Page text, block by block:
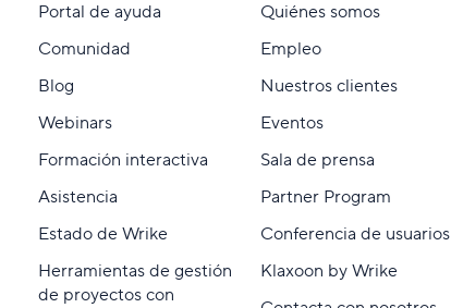
Portal de ayuda
Comunidad
Blog
Webinars
Formación interactiva
Asistencia
Estado de Wrike
Herramientas de gestión
de proyectos con
Quiénes somos
Empleo
Nuestros clientes
Eventos
Sala de prensa
Partner Program
Conferencia de usuarios
Klaxoon by Wrike